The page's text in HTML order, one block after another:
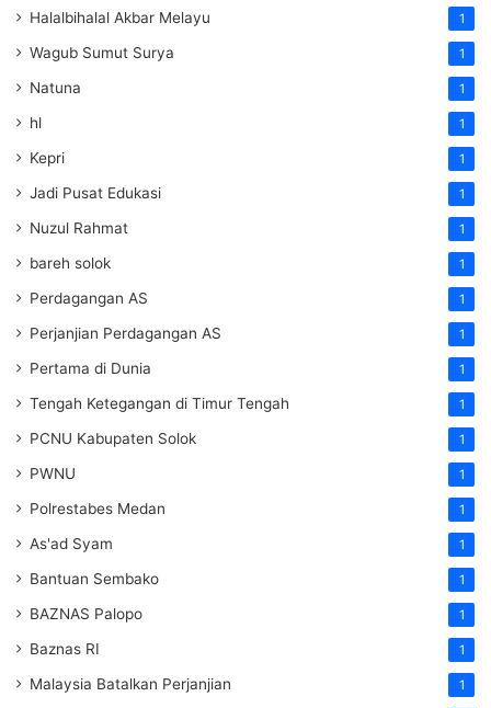
Halalbihalal Akbar Melayu 1
Wagub Sumut Surya 1
Natuna 1
hl 1
Kepri 1
Jadi Pusat Edukasi 1
Nuzul Rahmat 1
bareh solok 1
Perdagangan AS 1
Perjanjian Perdagangan AS 1
Pertama di Dunia 1
Tengah Ketegangan di Timur Tengah 1
PCNU Kabupaten Solok 1
PWNU 1
Polrestabes Medan 1
As'ad Syam 1
Bantuan Sembako 1
BAZNAS Palopo 1
Baznas RI 1
Malaysia Batalkan Perjanjian 1